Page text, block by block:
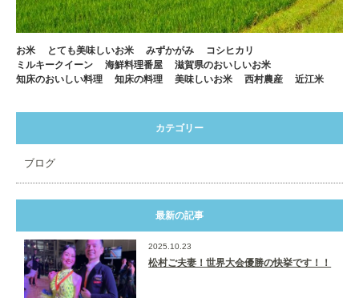
お米 とても美味しいお米 みずかがみ
コシヒカリ
ミルキークイーン
海鮮料理番屋
滋賀県のおいしいお米
知床のおいしい料理
知床の料理 美味しいお米 西村農産 近江米
カテゴリー
ブログ
最新の記事
2025.10.23
松村ご夫妻！世界大会優勝の快挙です！！